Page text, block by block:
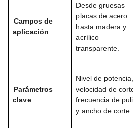
Campos de
aplicación
Desde gruesas
placas de acero
hasta madera y
acrílico
transparente.
Parámetros
clave
Nivel de potencia,
velocidad de
frecuencia de
y ancho de corte.